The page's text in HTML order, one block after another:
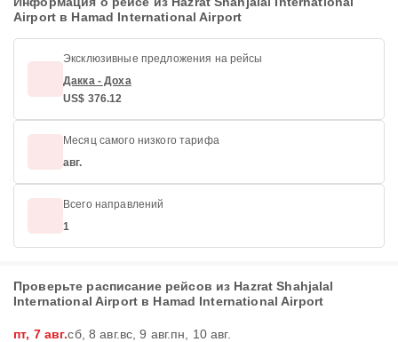
Airport в Hamad International Airport
Эксклюзивные предложения на рейсы
Дакка - Доха
US$ 376.12
Месяц самого низкого тарифа
авг.
Всего направлений
1
Проверьте расписание рейсов из Hazrat Shahjalal
International Airport в Hamad International Airport
пт, 7 авг.сб, 8 авг.вс, 9 авг.пн, 10 авг.